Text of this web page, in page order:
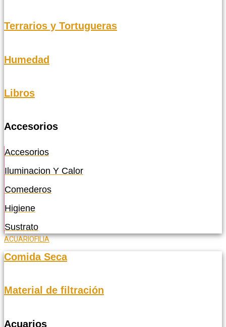
Terrarios y Tortugueras
Humedad
Libros
Accesorios
Accesorios
Iluminacion Y Calor
Comederos
Higiene
Sustrato
ACUARIOFILIA
Comida Seca
Material de filtración
Acuarios